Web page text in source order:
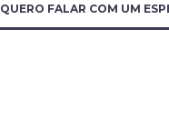
QUERO FALAR COM UM